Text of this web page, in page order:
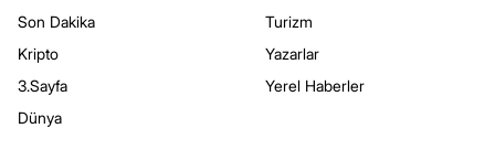
Son Dakika
Kripto
3.Sayfa
Dünya
Turizm
Yazarlar
Yerel Haberler